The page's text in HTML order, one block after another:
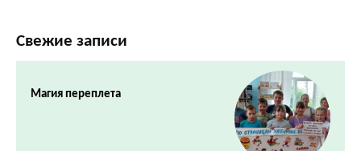
Свежие записи
Магия переплета